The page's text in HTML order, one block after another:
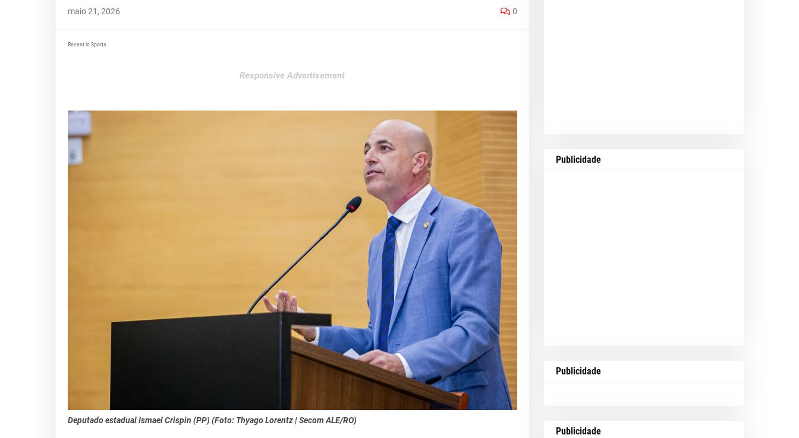
maio 21, 2026 0
Recent in Sports
Responsive Advertisement
Deputado estadual Ismael Crispin (PP) (Foto: Thyago Lorentz | Secom ALE/RO)
Publicidade
Publicidade
Publicidade